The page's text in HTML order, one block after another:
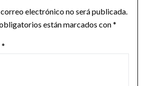
electrónico no será publicada.
están marcados con*
*